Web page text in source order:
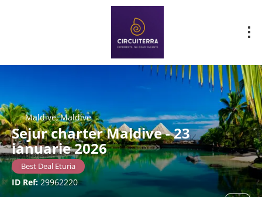
Maldive, Maldive
Sejur charter Maldive - 23
ianuarie 2026
Best Deal Eturia
ID Ref:29962220